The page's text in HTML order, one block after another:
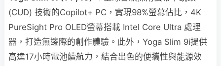
(CUD) 技術的Copilot+ PC，實現98%螢幕佔比，4K
PureSight Pro OLED螢幕搭載 Intel Core Ultra 處理
器，打造無邊際的創作體驗。此外，Yoga Slim 9i提供
高達17小時電池續航力，結合出色的便攜性與能源效